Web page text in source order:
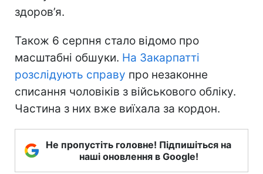
здоров’я.
Також 6 серпня стало відомо про
масштабні обшуки. На Закарпатті
розслідують справу про незаконне
списання чоловіків з військового обліку.
Частина з них вже виїхала за кордон.
Не пропустіть головне! Підпишіться на
наші оновлення в Google!